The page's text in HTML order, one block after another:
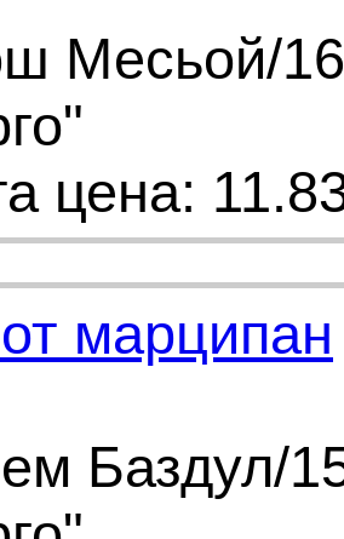
Месьой/
цена:
марципан
Баздул/